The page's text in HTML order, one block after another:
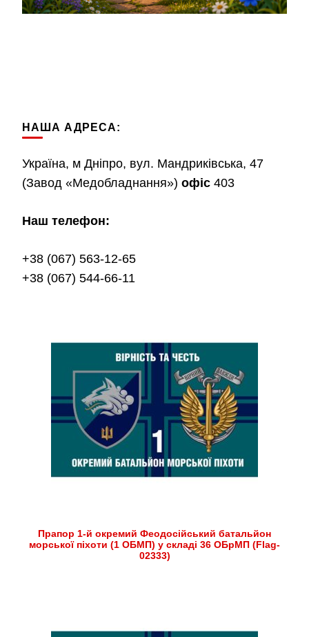
НАША АДРЕСА:
Україна, м Дніпро, вул. Мандриківська, 47
(Завод «Медобладнання») офіс 403
Наш телефон:
+38 (067) 563-12-65
+38 (067) 544-66-11
Прапор 1-й окремий Феодосійський батальйон
морської піхоти (1 ОБМП) у складі 36 ОБрМП (Flag-
02333)